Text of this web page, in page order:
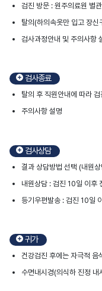
검진 방문 : 원주의료원 별
탈의(하의속옷만 입고 장
검사과정안내 및 주의사항
검사종료
탈의 후 직원안내에 따라
주의사항 설명
검사상담
결과 상담방법 선택 (내원
내원상담 : 검진 10일 이후
등기우편발송 : 검진 10일
귀가
건강검진 후에는 자극적 음
수면내시경(의식하 진정 내